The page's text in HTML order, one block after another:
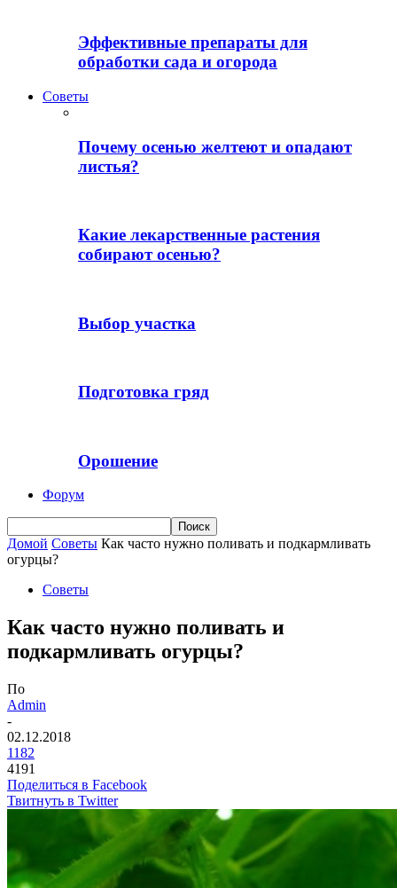
Эффективные препараты для
обработки сада и огорода
Советы
Почему осенью желтеют и опадают
листья?
Какие лекарственные растения
собирают осенью?
Выбор участка
Подготовка гряд
Орошение
Форум
Домой Советы Как часто нужно поливать и подкармливать
огурцы?
Советы
Как часто нужно поливать и
подкармливать огурцы?
По
Admin
-
02.12.2018
1182
4191
Поделиться в Facebook
Твитнуть в Twitter